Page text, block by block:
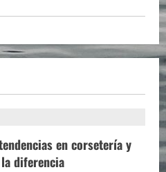
en corsetería y
diferencia